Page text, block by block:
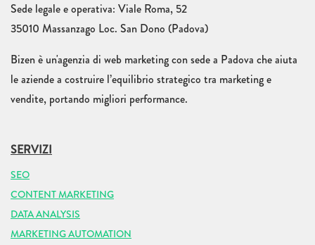
Sede legale e operativa: Viale Roma, 52
35010 Massanzago Loc. San Dono (Padova)
Bizen è un'agenzia di web marketing con sede a Padova che aiuta
le aziende a costruire l’equilibrio strategico tra marketing e
vendite, portando migliori performance.
SERVIZI
SEO
CONTENT MARKETING
DATA ANALYSIS
MARKETING AUTOMATION